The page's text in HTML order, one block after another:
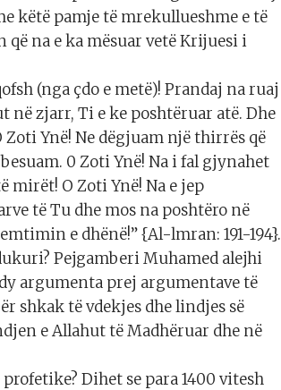
këtë pamje të mrekullueshme e të
na e ka mësuar vetë Krijuesi i
(nga çdo e metë)! Prandaj na ruaj
zjarr, Ti e ke poshtëruar atë. Dhe
Ynë! Ne dëgjuam një thirrës që
0 Zoti Ynë! Na i fal gjynahet
mirët! O Zoti Ynë! Na e jep
të Tu dhe mos na poshtëro në
e dhënë!” {Al-lmran: 191-194}.
Pejgamberi Muhamed alejhi
argumenta prej argumentave të
shkak të vdekjes dhe lindjes së
e Allahut të Madhëruar dhe në
Dihet se para 1400 vitesh